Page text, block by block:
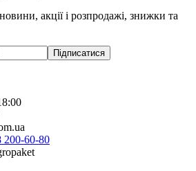
акції і розпродажі, знижки та
Підписатися
200-60-80